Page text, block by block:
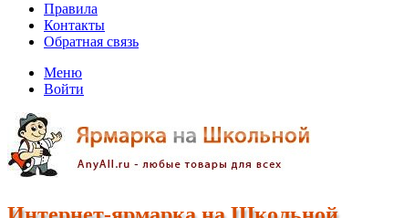
Правила
Контакты
Обратная связь
Меню
Войти